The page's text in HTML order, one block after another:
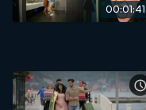
00:01:41